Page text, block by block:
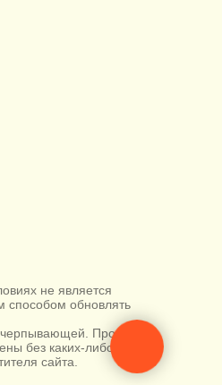
не является
способом обновлять
Просим
без каких-либо
сайта.